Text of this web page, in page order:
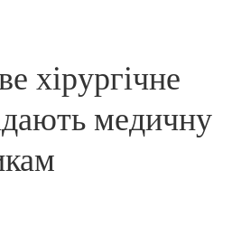
хірургічне
медичну